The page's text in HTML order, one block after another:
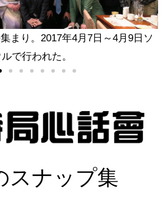
まり。2017年4月7日～4月9日ソ
ルで行われた。
スナップ集